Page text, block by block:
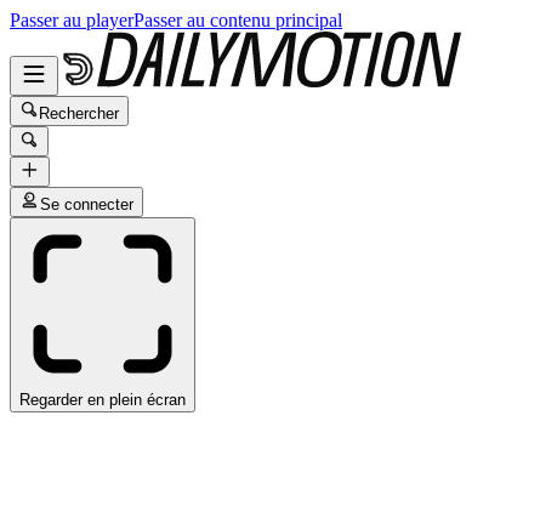
Passer au playerPasser au contenu principal
Rechercher
Se connecter
Regarder en plein écran